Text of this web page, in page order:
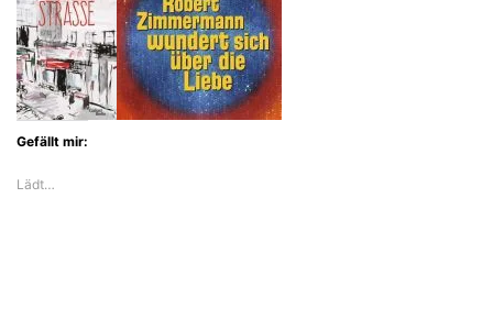
Gefällt mir:
Lädt…